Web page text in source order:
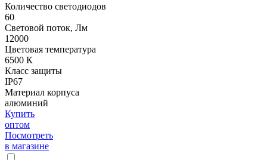
Количество светодиодов
60
Световой поток, Лм
12000
Цветовая температура
6500 К
Класс защиты
IP67
Материал корпуса
алюминий
Купить
оптом
Посмотреть
в магазине